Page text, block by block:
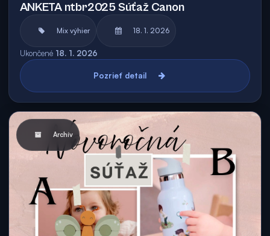
ANKETA ntbr2025 Súťaž Canon
Mix výhier 18. 1. 2026
Ukončené 18. 1. 2026
Pozrieť detail
Archív